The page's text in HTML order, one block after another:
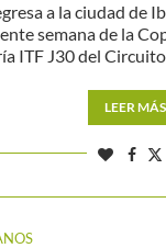
a la ciudad de
semana de la
ITF J30 del
LEER MÁS